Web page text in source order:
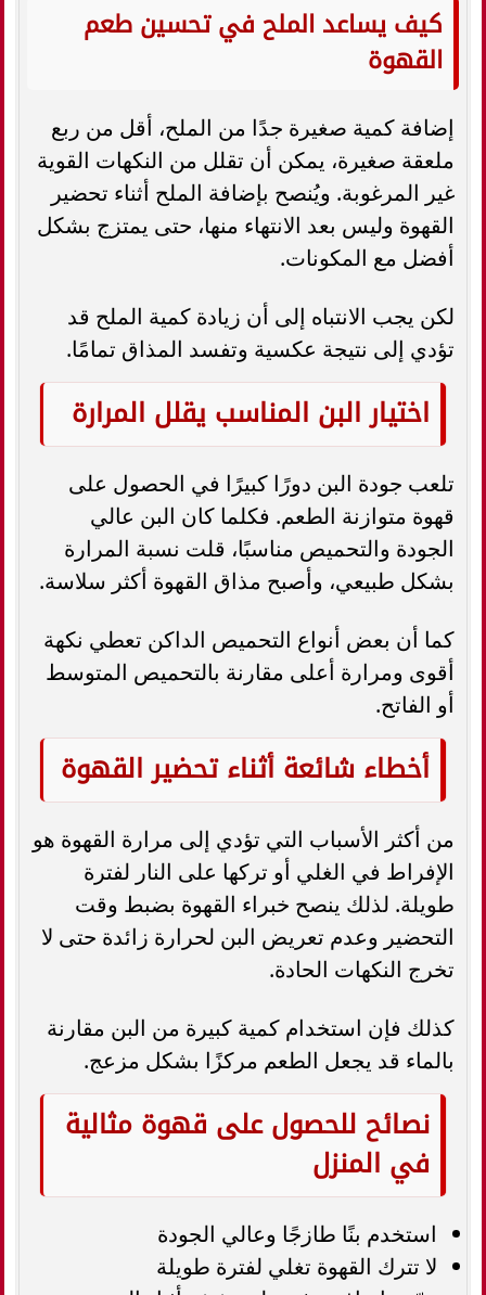
كيف يساعد الملح في تحسين طعم
القهوة
إضافة كمية صغيرة جدًا من الملح، أقل من ربع
ملعقة صغيرة، يمكن أن تقلل من النكهات القوية
غير المرغوبة. ويُنصح بإضافة الملح أثناء تحضير
القهوة وليس بعد الانتهاء منها، حتى يمتزج بشكل
أفضل مع المكونات.
لكن يجب الانتباه إلى أن زيادة كمية الملح قد
تؤدي إلى نتيجة عكسية وتفسد المذاق تمامًا.
اختيار البن المناسب يقلل المرارة
تلعب جودة البن دورًا كبيرًا في الحصول على
قهوة متوازنة الطعم. فكلما كان البن عالي
الجودة والتحميص مناسبًا، قلت نسبة المرارة
بشكل طبيعي، وأصبح مذاق القهوة أكثر سلاسة.
كما أن بعض أنواع التحميص الداكن تعطي نكهة
أقوى ومرارة أعلى مقارنة بالتحميص المتوسط
أو الفاتح.
أخطاء شائعة أثناء تحضير القهوة
من أكثر الأسباب التي تؤدي إلى مرارة القهوة هو
الإفراط في الغلي أو تركها على النار لفترة
طويلة. لذلك ينصح خبراء القهوة بضبط وقت
التحضير وعدم تعريض البن لحرارة زائدة حتى لا
تخرج النكهات الحادة.
كذلك فإن استخدام كمية كبيرة من البن مقارنة
بالماء قد يجعل الطعم مركزًا بشكل مزعج.
نصائح للحصول على قهوة مثالية
في المنزل
استخدم بنًا طازجًا وعالي الجودة
لا تترك القهوة تغلي لفترة طويلة